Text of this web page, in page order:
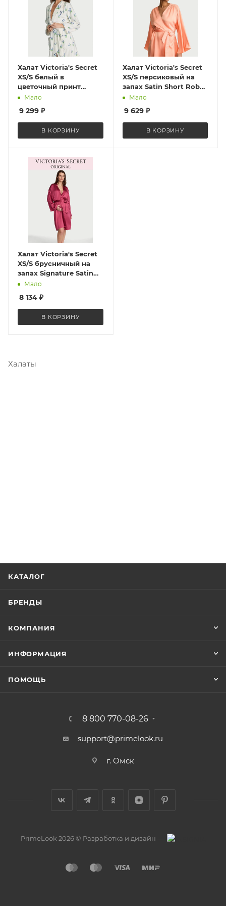
Халат Victoria's Secret
XS/S белый в
цветочный принт
велюровый с вышитым
запах с поясом,
карманами и
отложным воротником
Мало
9 299 ₽
В КОРЗИНУ
Халат Victoria's Secret
XS/S персиковый на
запах Satin Short Robe
ST 11237049 CC 58H5
Мало
9 629₽
В КОРЗИНУ
Халат Victoria's Secret
XS/S брусничный на
запах Signature Satin
Midi Robe ST 11237050
Мало
8 134 ₽
В КОРЗИНУ
Халаты
КАТАЛОГ
БРЕНДЫ
КОМПАНИЯ
ИНФОРМАЦИЯ
ПОМОЩЬ
8 800 770-08-26
support@primelook.ru
г. Омск
PrimeLook 2026 © Разработка и дизайн —